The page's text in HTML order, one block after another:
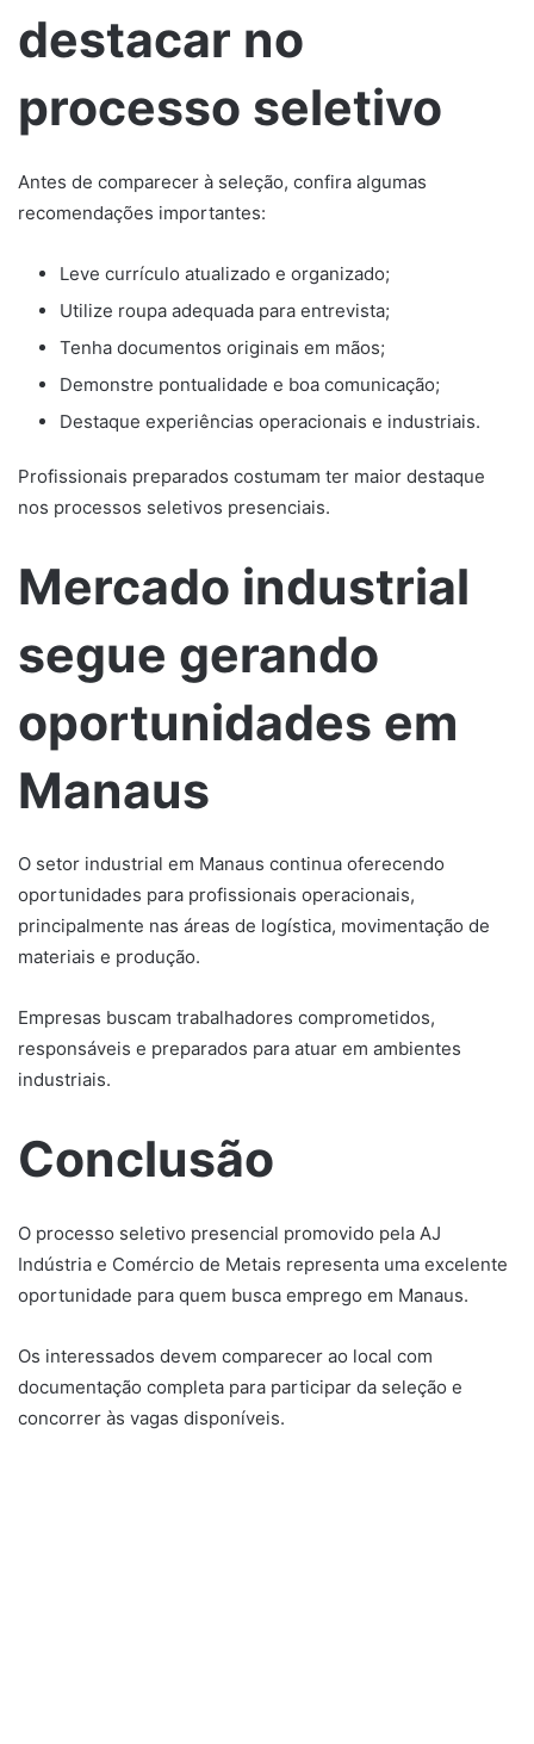
destacar no
processo seletivo
Antes de comparecer à seleção, confira algumas
recomendações importantes:
Leve currículo atualizado e organizado;
Utilize roupa adequada para entrevista;
Tenha documentos originais em mãos;
Demonstre pontualidade e boa comunicação;
Destaque experiências operacionais e industriais.
Profissionais preparados costumam ter maior destaque
nos processos seletivos presenciais.
Mercado industrial
segue gerando
oportunidades em
Manaus
O setor industrial em Manaus continua oferecendo
oportunidades para profissionais operacionais,
principalmente nas áreas de logística, movimentação de
materiais e produção.
Empresas buscam trabalhadores comprometidos,
responsáveis e preparados para atuar em ambientes
industriais.
Conclusão
O processo seletivo presencial promovido pela AJ
Indústria e Comércio de Metais representa uma excelente
oportunidade para quem busca emprego em Manaus.
Os interessados devem comparecer ao local com
documentação completa para participar da seleção e
concorrer às vagas disponíveis.